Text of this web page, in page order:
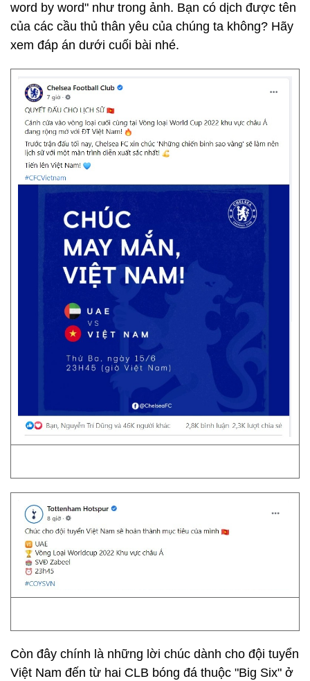
word by word" như trong ảnh. Bạn có dịch được tên
của các cầu thủ thân yêu của chúng ta không? Hãy
xem đáp án dưới cuối bài nhé.
Còn đây chính là những lời chúc dành cho đội tuyển
Việt Nam đến từ hai CLB bóng đá thuộc "Big Six" ở